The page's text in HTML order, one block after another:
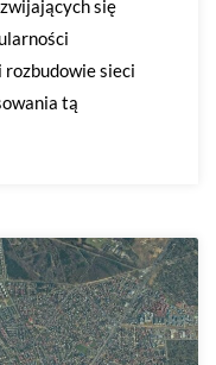
się
rozbudowie sieci
tą